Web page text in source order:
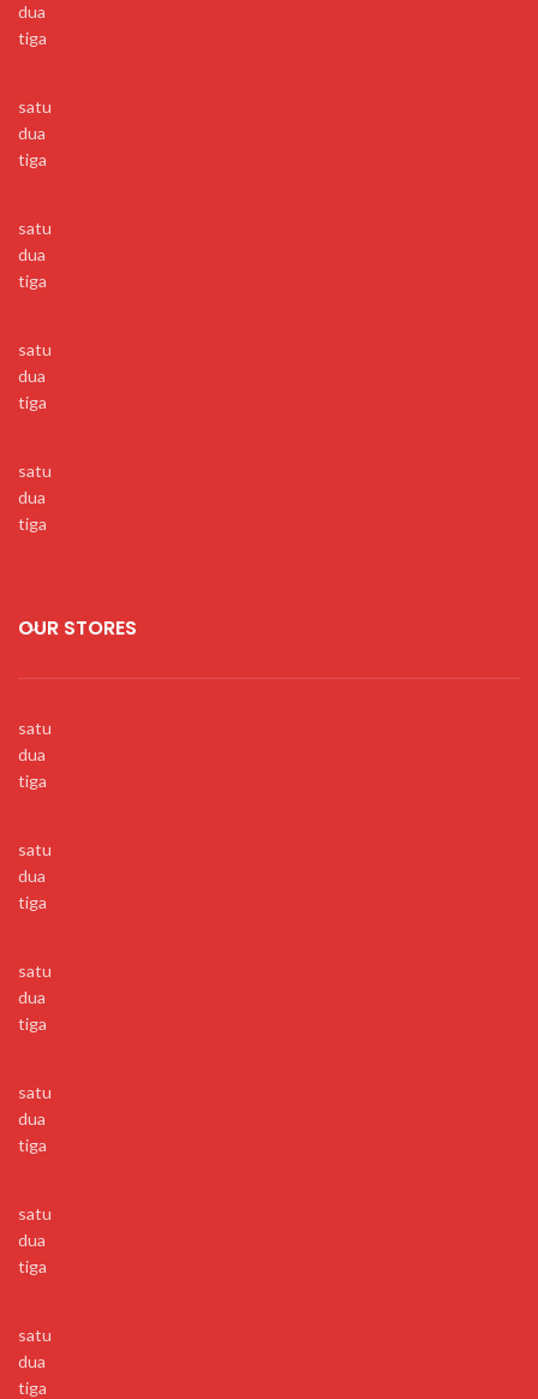
dua
tiga
satu
dua
tiga
satu
dua
tiga
satu
dua
tiga
satu
dua
tiga
OUR STORES
satu
dua
tiga
satu
dua
tiga
satu
dua
tiga
satu
dua
tiga
satu
dua
tiga
satu
dua
tiga